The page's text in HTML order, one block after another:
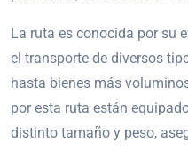
La ruta es conocida por su
el transporte de diversos
hasta bienes más
por esta ruta están
distinto tamaño y peso,